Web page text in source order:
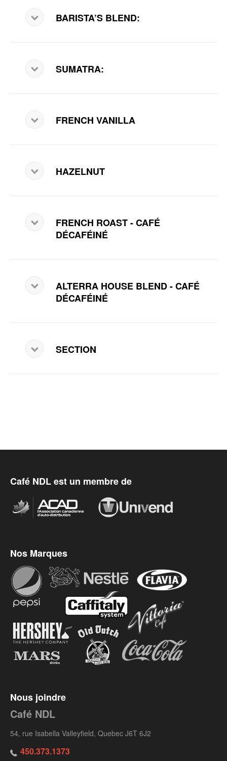
BARISTA’S BLEND:
SUMATRA:
FRENCH VANILLA
HAZELNUT
FRENCH ROAST - CAFÉ
DÉCAFÉINÉ
ALTERRA HOUSE BLEND - CAFÉ
DÉCAFÉINÉ
SECTION
Café NDL est un membre de
Nos Marques
Nous joindre
Café NDL
54, rue Isabella Valleyfield, Quebec J6T 6J2
450.373.1373